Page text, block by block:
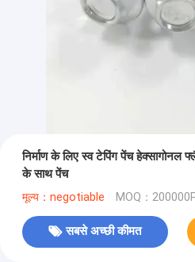
निर्माण के लिए स्व टेपिंग पेंच हेक्सागोनल
के साथ पेंच
मूल्य：negotiable MOQ：
सबसे अच्छी कीमत